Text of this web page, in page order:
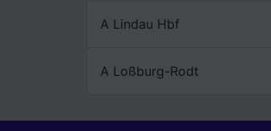
A Lindau Hbf
A Loßburg-Rodt